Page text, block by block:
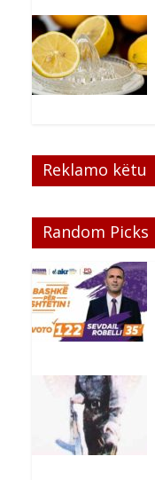
Reklamo këtu
Random Picks